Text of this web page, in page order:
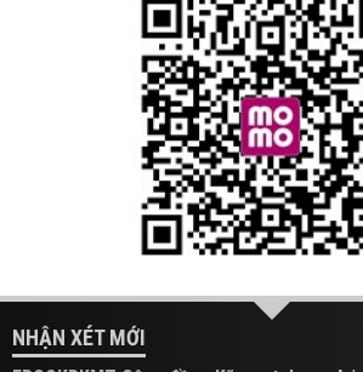
NHẬN XÉT MỚI